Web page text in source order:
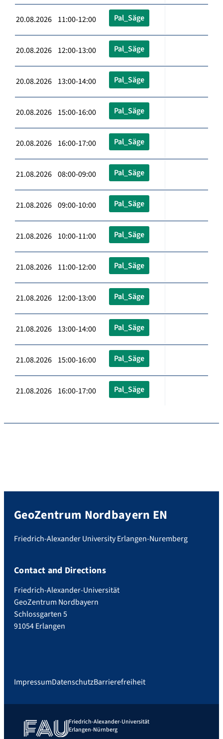
20.08.2026 11:00-12:00 Pal_Säge
20.08.2026 12:00-13:00 Pal_Säge
20.08.2026 13:00-14:00 Pal_Säge
20.08.2026 15:00-16:00 Pal_Säge
20.08.2026 16:00-17:00 Pal_Säge
21.08.2026 08:00-09:00 Pal_Säge
21.08.2026 09:00-10:00 Pal_Säge
21.08.2026 10:00-11:00 Pal_Säge
21.08.2026 11:00-12:00 Pal_Säge
21.08.2026 12:00-13:00 Pal_Säge
21.08.2026 13:00-14:00 Pal_Säge
21.08.2026 15:00-16:00 Pal_Säge
21.08.2026 16:00-17:00 Pal_Säge
GeoZentrum Nordbayern EN
Friedrich-Alexander University Erlangen-Nuremberg
Contact and Directions
Friedrich-Alexander-Universität
GeoZentrum Nordbayern
Schlossgarten 5
91054 Erlangen
ImpressumDatenschutzBarrierefreiheit
Friedrich-Alexander-Universität
Erlangen-Nürnberg